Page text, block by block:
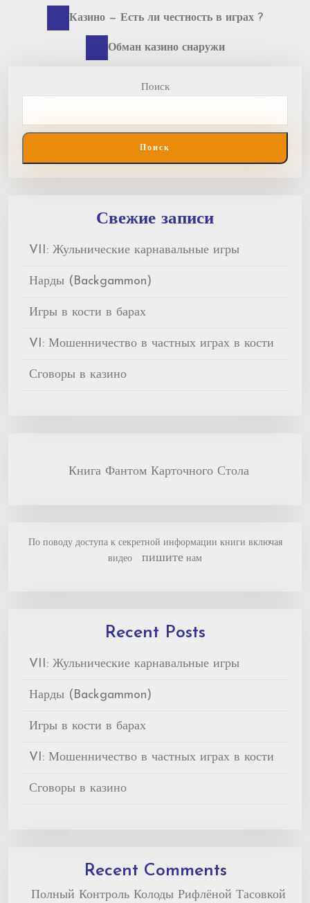
Навигация
Previous
Казино — Есть ли честность в играх ?
Next
Обман казино снаружи
Поиск
Поиск
Свежие записи
VII: Жульнические карнавальные игры
Нарды (Backgammon)
Игры в кости в барах
VI: Мошенничество в частных играх в кости
Сговоры в казино
Книга Фантом Карточного Стола
По поводу доступа к секретной информации книги включая
видео
пишите нам
Recent Posts
VII: Жульнические карнавальные игры
Нарды (Backgammon)
Игры в кости в барах
VI: Мошенничество в частных играх в кости
Сговоры в казино
Recent Comments
Полный Контроль Колоды Рифлёной Тасовкой